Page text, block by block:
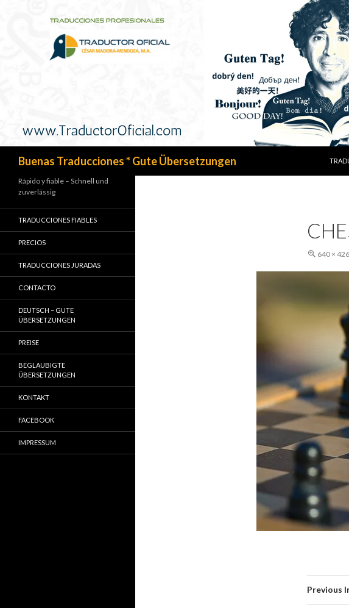
Buenas Traducciones * Gute Übersetzungen
640 × 426
Previous
Rápido y fiable – Schnell und
zuverlässig
TRADUCCIONES FIABLES
PRECIOS
TRADUCCIONES JURADAS
CONTACTO
DEUTSCH – GUTE
ÜBERSETZUNGEN
PREISE
BEGLAUBIGTE
ÜBERSETZUNGEN
KONTAKT
FACEBOOK
IMPRESSUM